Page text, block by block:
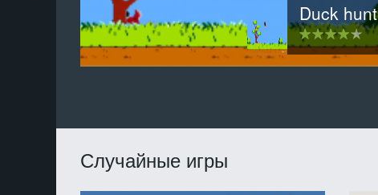
Duck hunt
3D хартвиг шахматы
Инопланетное вторжение
Clamsy Bird
Защитник зубов: Сага о конфетной орде
2048
Тетрис
Случайные игры